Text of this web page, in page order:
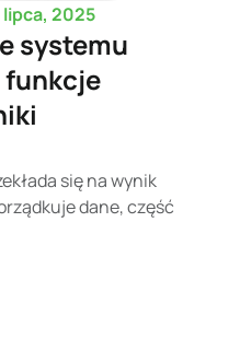
lipca, 2025
systemu
funkcje
się na wynik
dane, część